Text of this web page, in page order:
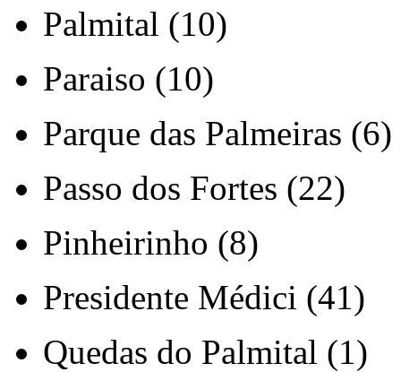
Palmital (10)
Paraiso (10)
Parque das Palmeiras (6)
Passo dos Fortes (22)
Pinheirinho (8)
Presidente Médici (41)
Quedas do Palmital (1)